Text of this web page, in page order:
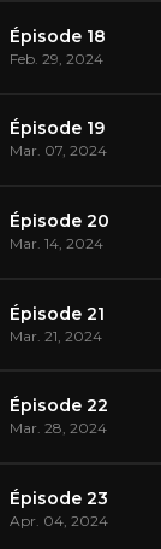
Épisode 18
Feb. 29, 2024
Épisode 19
Mar. 07, 2024
Épisode 20
Mar. 14, 2024
Épisode 21
Mar. 21, 2024
Épisode 22
Mar. 28, 2024
Épisode 23
Apr. 04, 2024